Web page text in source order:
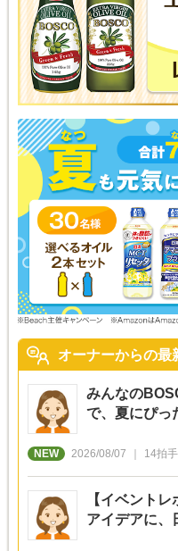
オーナーからの最
みんなの
で、夏にぴ
2026/08/07 14拍手
【イベント
アイデアに